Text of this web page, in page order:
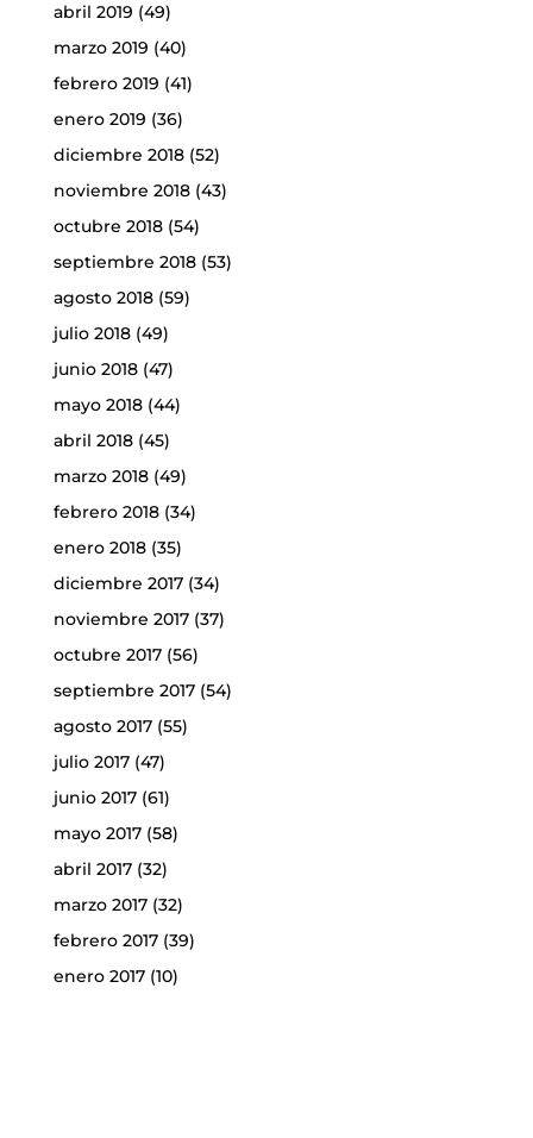
abril 2019 (49)
marzo 2019 (40)
febrero 2019 (41)
enero 2019 (36)
diciembre 2018(52)
noviembre 2018(43)
octubre 2018(54)
septiembre 2018(53)
agosto 2018(59)
julio 2018(49)
junio 2018(47)
mayo 2018(44)
abril 2018(45)
marzo 2018(49)
febrero 2018(34)
enero 2018(35)
diciembre 2017(34)
noviembre 2017(37)
octubre 2017(56)
septiembre 2017(54)
agosto 2017(55)
julio 2017(47)
junio 2017(61)
mayo 2017(58)
abril 2017(32)
marzo 2017(32)
febrero 2017(39)
enero 2017(10)